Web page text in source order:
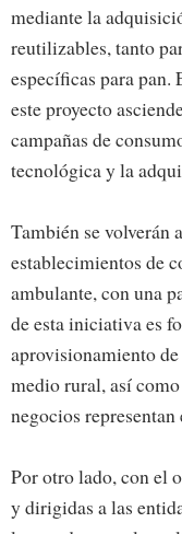
mediante la
reutilizables, tanto
específicas para
este proyecto
campañas de
tecnológica y la
También se volverán
establecimientos de
ambulante, con una
de esta iniciativa es
aprovisionamiento
medio rural, así
negocios representan
Por otro lado, con el
y dirigidas a las